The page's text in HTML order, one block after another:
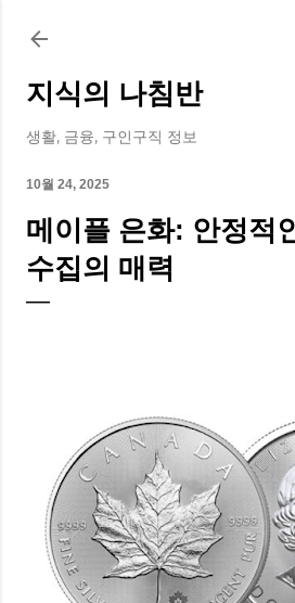
지식의 나침반
생활, 금융, 구인구직 정보
10월 24, 2025
메이플 은화: 안정적
수집의 매력